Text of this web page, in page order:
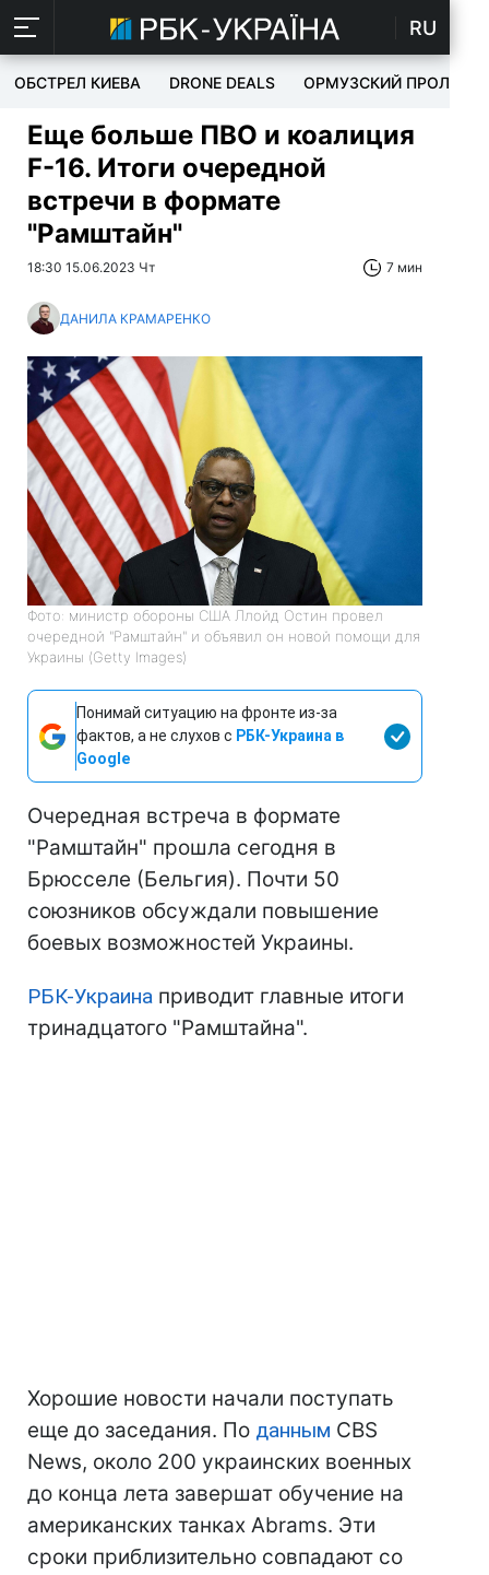
RU
ОБСТРЕЛ КИЕВА DRONE DEALS ОРМУЗСКИЙ ПРОЛИВ
Еще больше ПВО и коалиция
F-16. Итоги очередной
встречи в формате
"Рамштайн"
18:30 15.06.2023 Чт 7 мин
ДАНИЛА КРАМАРЕНКО
Фото: министр обороны США Ллойд Остин провел
очередной "Рамштайн" и объявил он новой помощи для
Украины (Getty Images)
Понимай ситуацию на фронте из-за
фактов, а не слухов с РБК-Украина в
Google
Очередная встреча в формате
"Рамштайн" прошла сегодня в
Брюсселе (Бельгия). Почти 50
союзников обсуждали повышение
боевых возможностей Украины.
РБК-Украина приводит главные итоги
тринадцатого "Рамштайна".
Хорошие новости начали поступать
еще до заседания. По данным CBS
News, около 200 украинских военных
до конца лета завершат обучение на
американских танках Abrams. Эти
сроки приблизительно совпадают со